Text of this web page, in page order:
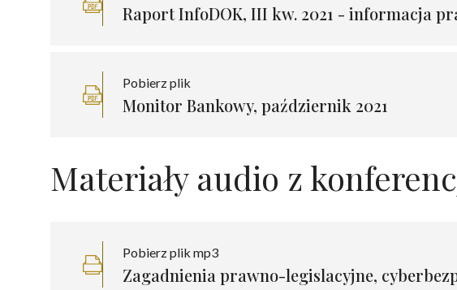
Raport InfoDOK, III kw. 2021 - informacja
Pobierz plik
Monitor Bankowy, październik 2021
Materiały audio z
Pobierz plik mp3
Zagadnienia prawno-legislacyjne,